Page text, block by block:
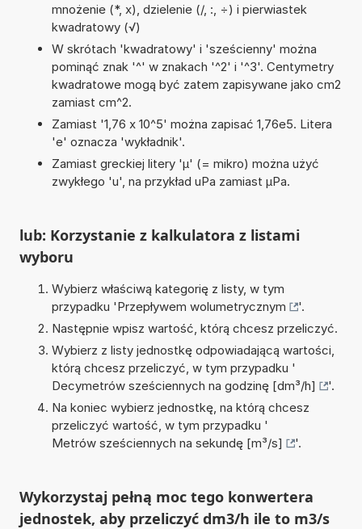
mnożenie (*, x), dzielenie (/, :, ÷) i pierwiastek
kwadratowy (√)
W skrótach 'kwadratowy' i 'sześcienny' można
pominąć znak '^' w znakach '^2' i '^3'. Centymetry
kwadratowe mogą być zatem zapisywane jako cm2
zamiast cm^2.
Zamiast '1,76 x 10^5' można zapisać 1,76e5. Litera
'e' oznacza 'wykładnik'.
Zamiast greckiej litery 'µ' (= mikro) można użyć
zwykłego 'u', na przykład uPa zamiast µPa.
lub: Korzystanie z kalkulatora z listami
wyboru
Wybierz właściwą kategorię z listy, w tym
przypadku 'Przepływem wolumetrycznym
'.
Następnie wpisz wartość, którą chcesz przeliczyć.
Wybierz z listy jednostkę odpowiadającą wartości,
którą chcesz przeliczyć, w tym przypadku '
Decymetrów sześciennych na godzinę [dm³/h]
'.
Na koniec wybierz jednostkę, na którą chcesz
przeliczyć wartość, w tym przypadku '
Metrów sześciennych na sekundę [m³/s]
'.
Wykorzystaj pełną moc tego konwertera
jednostek, aby przeliczyć dm3/h ile to m3/s